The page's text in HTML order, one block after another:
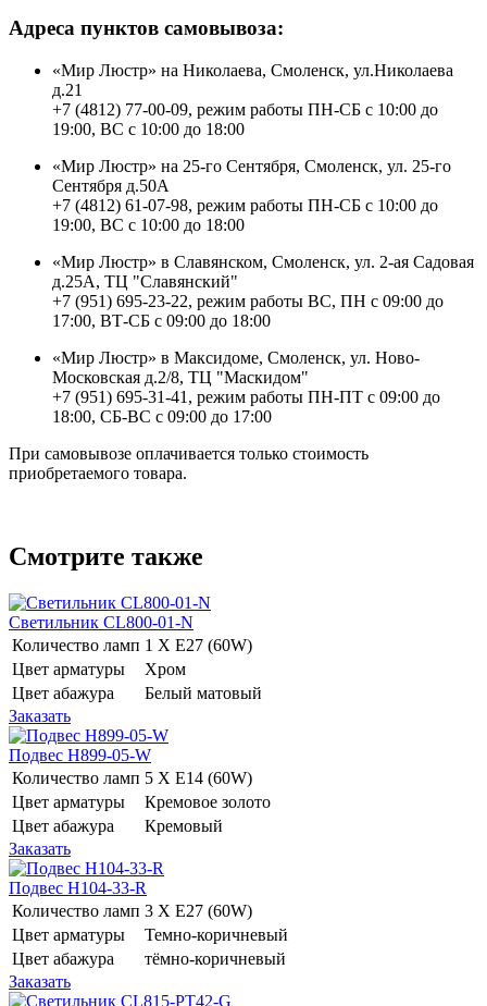
Адреса пунктов самовывоза:
«Мир Люстр» на Николаева, Смоленск, ул.Николаева
д.21
+7 (4812) 77-00-09, режим работы ПН-СБ с 10:00 до
19:00, ВС с 10:00 до 18:00
«Мир Люстр» на 25-го Сентября, Смоленск, ул. 25-го
Сентября д.50А
+7 (4812) 61-07-98, режим работы ПН-СБ с 10:00 до
19:00, ВС с 10:00 до 18:00
«Мир Люстр» в Славянском, Смоленск, ул. 2-ая Садовая
д.25А, ТЦ "Славянский"
+7 (951) 695-23-22, режим работы ВС, ПН с 09:00 до
17:00, ВТ-СБ с 09:00 до 18:00
«Мир Люстр» в Максидоме, Смоленск, ул. Ново-
Московская д.2/8, ТЦ "Маскидом"
+7 (951) 695-31-41, режим работы ПН-ПТ с 09:00 до
18:00, СБ-ВС с 09:00 до 17:00
При самовывозе оплачивается только стоимость
приобретаемого товара.
Смотрите также
Светильник CL800-01-N
Количество ламп 1 Х E27 (60W)
Цвет арматуры
Хром
Цвет абажура
Белый матовый
Заказать
Подвес H899-05-W
Количество ламп 5 Х E14 (60W)
Цвет арматуры
Кремовое золото
Цвет абажура
Кремовый
Заказать
Подвес H104-33-R
Количество ламп 3 Х E27 (60W)
Цвет арматуры
Темно-коричневый
Цвет абажура
тёмно-коричневый
Заказать